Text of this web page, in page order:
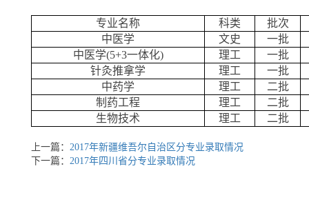
专业名称 科类
批次
中医学
文史
一批
中医学(5+3一体化) 理工
一批
针灸推拿学
理工
一批
中药学
理工
二批
制药工程
理工
二批
生物技术
理工 二批
上一篇： 2017年新疆维吾尔自治区分专业录取情况
下一篇： 2017年四川省分专业录取情况